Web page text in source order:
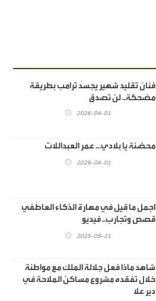
فنان تقليد شهير يجسد ترامب بطريقة
مضحكة.. لن تصدق
2026-04-01
محصَّنة يا بلادي... عمر العبداللات
2026-04-01
اجمل ما قيل في مهارة الذكاء العاطفي
قصص وتجارب.. فيديو
2025-09-21
شاهد ماذا فعل جلالة الملك مع مواطنة
خلال تفقده مشروع مساكن الملاحة في
دير علا